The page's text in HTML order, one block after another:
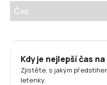
Čvc
Kdy je nejlepší čas
Zjistěte, s jakým
letenky.